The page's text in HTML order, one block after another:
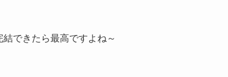
結できたら最高ですよね～